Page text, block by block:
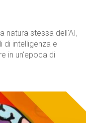
natura stessa dell'AI,
di intelligenza e
in un'epoca di